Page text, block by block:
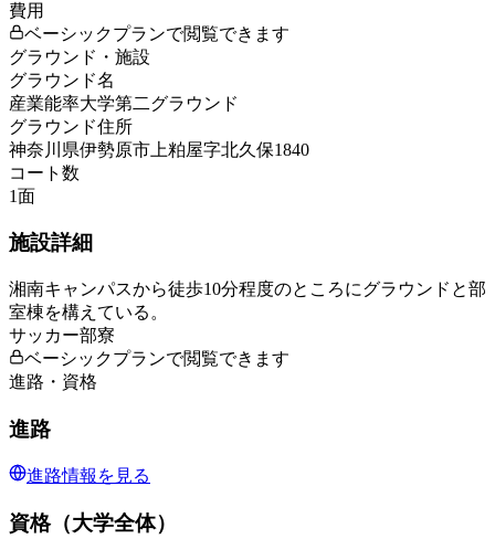
費用
ベーシックプランで閲覧できます
グラウンド・施設
グラウンド名
産業能率大学第二グラウンド
グラウンド住所
神奈川県伊勢原市上粕屋字北久保1840
コート数
1面
施設詳細
湘南キャンパスから徒歩10分程度のところにグラウンドと部
室棟を構えている。
サッカー部寮
ベーシックプランで閲覧できます
進路・資格
進路
進路情報を見る
資格（大学全体）